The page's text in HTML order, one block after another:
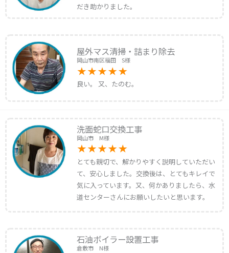
だき助かりました。
屋外マス清掃・詰まり除去
岡山市南区福田 S様
良い。 又、たのむ。
洗面蛇口交換工事
岡山市 M様
とても親切で、解かりやすく説明していただい
て、安心しました。交換後は、とてもキレイで
気に入っています。又、何かありましたら、水
道センターさんにお願いしたいと思います。
石油ボイラー設置工事
倉敷市 N様